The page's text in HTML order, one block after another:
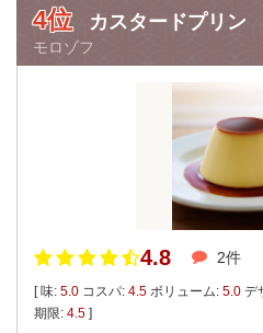
4位 カスタードプリン
モロゾフ
4.8 2件
[ 味: 5.0 コスパ: 4.5 ボリューム: 5.0 デ
期限: 4.5 ]